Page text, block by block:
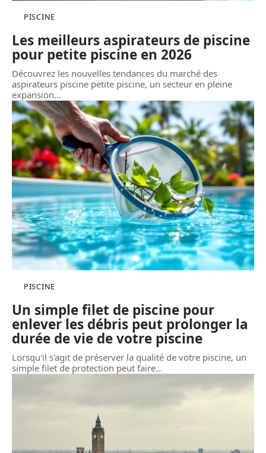
PISCINE
Les meilleurs aspirateurs de piscine
pour petite piscine en 2026
Découvrez les nouvelles tendances du marché des
aspirateurs piscine petite piscine, un secteur en pleine
expansion…
PISCINE
Un simple filet de piscine pour
enlever les débris peut prolonger la
durée de vie de votre piscine
Lorsqu'il s'agit de préserver la qualité de votre piscine, un
simple filet de protection peut faire…